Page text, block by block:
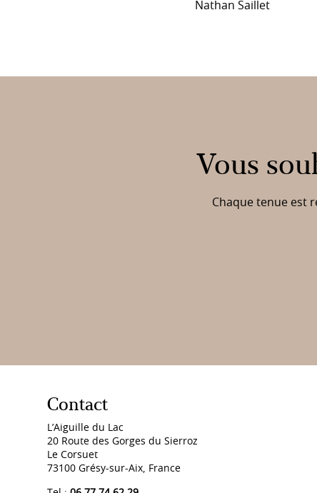
Nathan Saillet
Vous
Chaque tenue est
Contact
L’Aiguille du Lac
20 Route des Gorges du Sierroz
Le Corsuet
73100 Grésy-sur-Aix, France